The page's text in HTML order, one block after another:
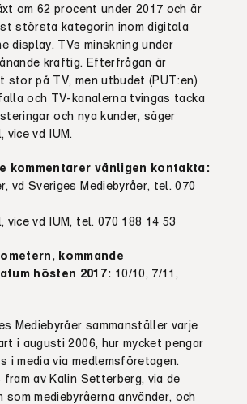
om 62 procent under 2017 och är
största kategorin inom digitala
display. TVs minskning under
kraftig. Efterfrågan är
stor på TV, men utbudet (PUT:en)
och TV-kanalerna tvingas tacka
och nya kunder, säger
vice vd IUM.
kommentarer vänligen kontakta:
vd Sveriges Mediebyråer, tel. 070
vice vd IUM, tel. 070 188 14 53
kommande
hösten 2017: 10/10, 7/11,
Mediebyråer sammanställer varje
i augusti 2006, hur mycket pengar
i media via medlemsföretagen.
av Kalin Setterberg, via de
som mediebyråerna använder, och